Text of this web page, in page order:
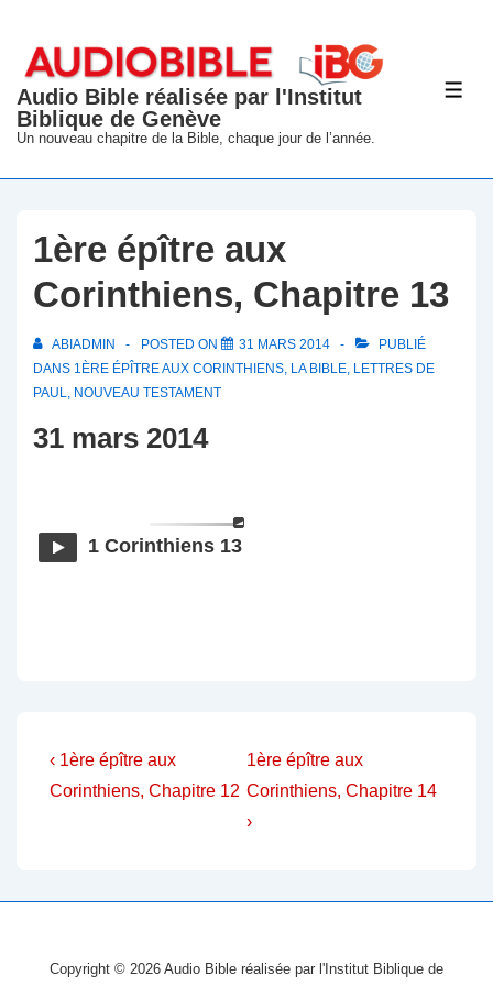
passer
contenu
principal
Audio Bible réalisée par l'Institut
Biblique de Genève
Un nouveau chapitre de la Bible, chaque jour de l’année.
1ère épître aux
Corinthiens, Chapitre 13
ABIADMIN POSTED ON 31 MARS 2014
PUBLIÉ
DANS 1ÈRE ÉPÎTRE AUX CORINTHIENS, LA BIBLE, LETTRES DE
PAUL, NOUVEAU TESTAMENT
31 mars 2014
1 Corinthiens 13
Navigation
de
Previous
Post
‹ 1ère épître aux
Corinthiens, Chapitre 12
Next
Post
is
1ère épître aux
Corinthiens, Chapitre 14
›
Copyright © 2026 Audio Bible réalisée par l'Institut Biblique de